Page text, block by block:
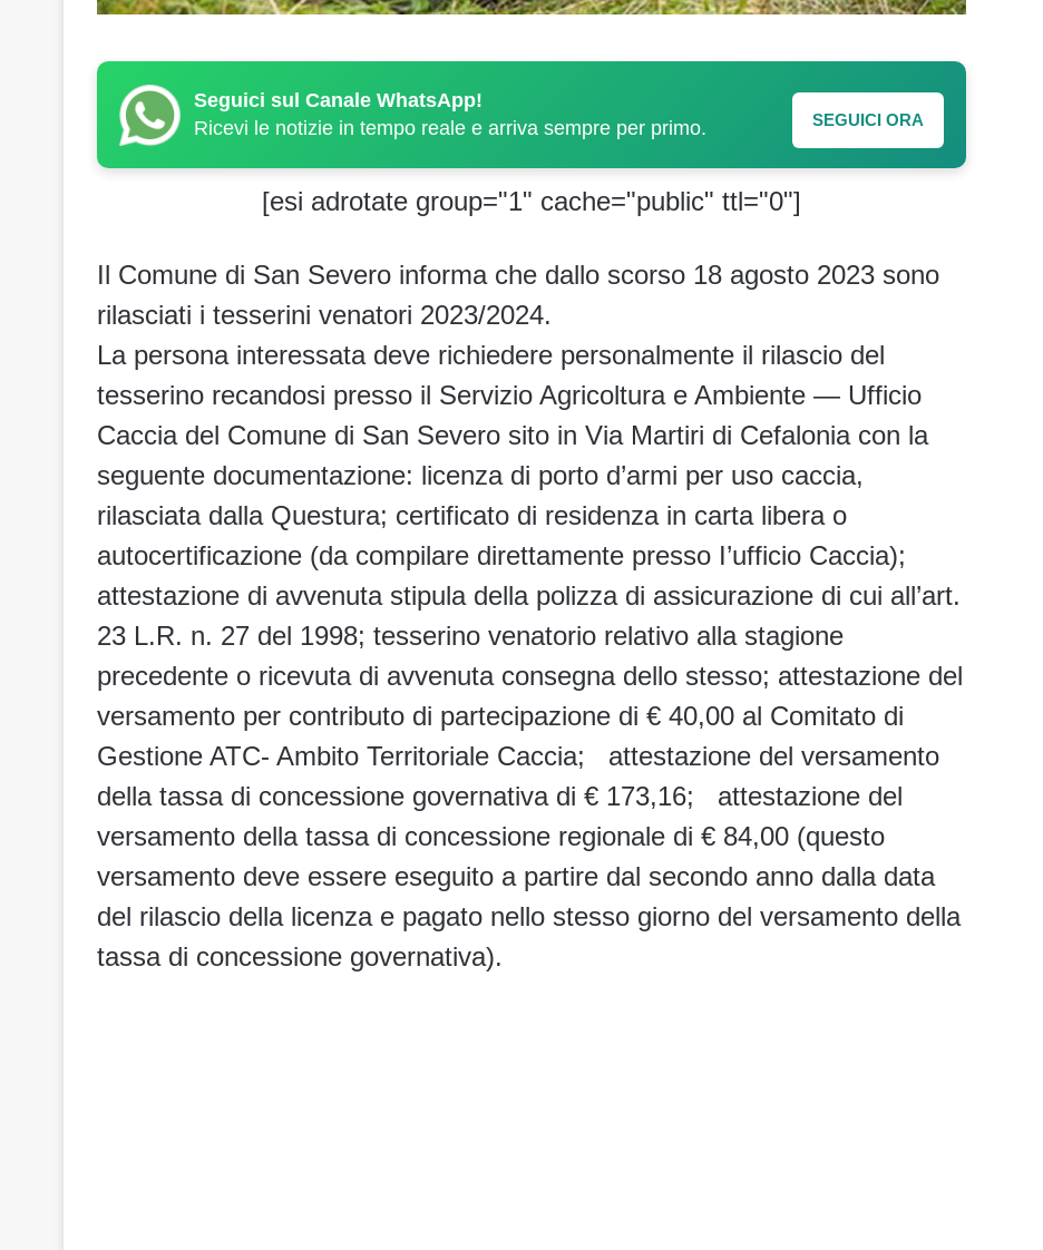
Seguici sul Canale WhatsApp!
Ricevi le notizie in tempo reale e arriva sempre per primo.
SEGUICI ORA
[esi adrotate group="1" cache="public" ttl="0"]
Il Comune di San Severo informa che dallo scorso 18 agosto 2023 sono
rilasciati i tesserini venatori 2023/2024.
La persona interessata deve richiedere personalmente il rilascio del
tesserino recandosi presso il Servizio Agricoltura e Ambiente — Ufficio
Caccia del Comune di San Severo sito in Via Martiri di Cefalonia con la
seguente documentazione: licenza di porto d’armi per uso caccia,
rilasciata dalla Questura; certificato di residenza in carta libera o
autocertificazione (da compilare direttamente presso I’ufficio Caccia);
attestazione di avvenuta stipula della polizza di assicurazione di cui all’art.
23 L.R. n. 27 del 1998; tesserino venatorio relativo alla stagione
precedente o ricevuta di avvenuta consegna dello stesso; attestazione del
versamento per contributo di partecipazione di € 40,00 al Comitato di
Gestione ATC- Ambito Territoriale Caccia; attestazione del versamento
della tassa di concessione governativa di € 173,16; attestazione del
versamento della tassa di concessione regionale di € 84,00 (questo
versamento deve essere eseguito a partire dal secondo anno dalla data
del rilascio della licenza e pagato nello stesso giorno del versamento della
tassa di concessione governativa).